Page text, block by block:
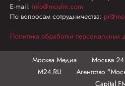
E-mail: info@mosfm.com
По вопросам сотрудничества:
Политика обработки персональных
Москва Медиа Москва 24
М24.RU
Агентство
Capital